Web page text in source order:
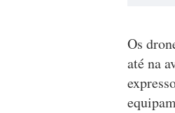
Os
até na